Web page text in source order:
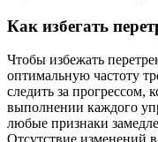
Как избегать
Чтобы избежать
оптимальную частоту
следить за прогрессом,
выполнении каждого
любые признаки